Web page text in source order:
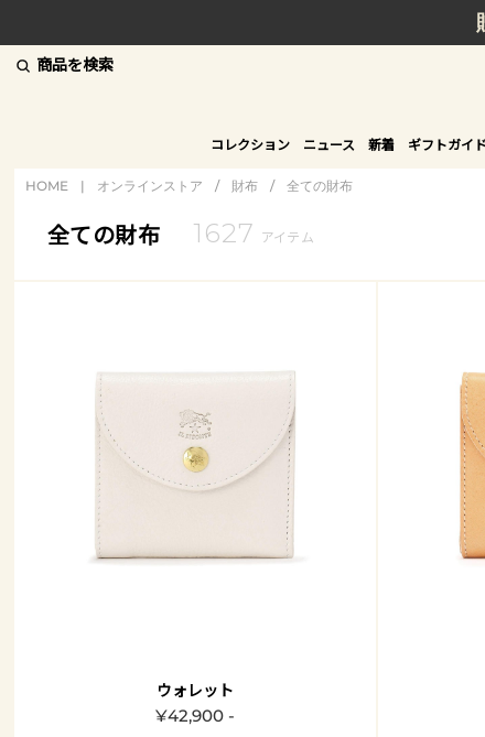
商品を検索
コレクション ニュース 新着 ギフトガイド
HOME | オンラインストア / 財布 / 全ての財布
全ての財布 1627 アイテム
ウォレット
¥42,900 -